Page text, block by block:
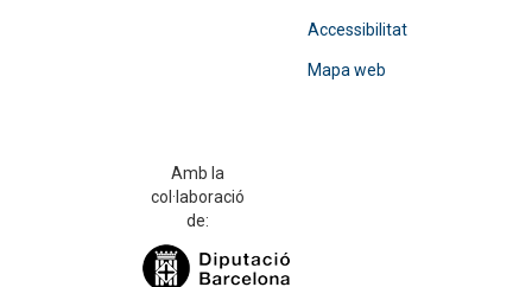
Accessibilitat
Mapa web
Amb la
col·laboració
de: